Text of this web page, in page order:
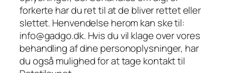
forkerte har du ret til at de bliver rettet eller
slettet. Henvendelse herom kan ske til:
info@gadgo.dk. Hvis du vil klage over vores
behandling af dine personoplysninger, har
du også mulighed for at tage kontakt til